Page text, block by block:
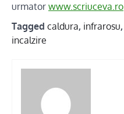
urmator www.scriuceva.ro
Tagged caldura, infrarosu,
incalzire